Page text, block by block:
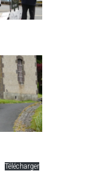
Télécharger